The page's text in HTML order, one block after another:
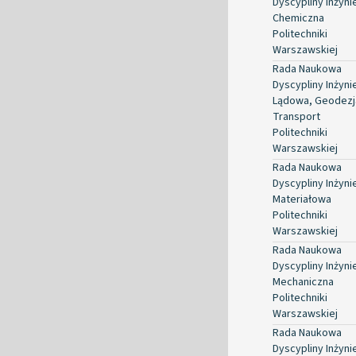
Chemiczna
Politechniki
Warszawskiej
Rada Naukowa
Dyscypliny
Lądowa,
Transport
Politechniki
Warszawskiej
Rada Naukowa
Dyscypliny
Materiałowa
Politechniki
Warszawskiej
Rada Naukowa
Dyscypliny
Mechaniczna
Politechniki
Warszawskiej
Rada Naukowa
Dyscypliny